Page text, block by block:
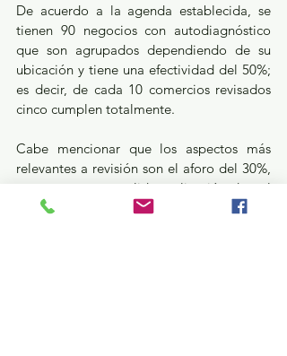
De acuerdo a la agenda establecida, se
tienen 90 negocios con autodiagnóstico
que son agrupados dependiendo de su
ubicación y tiene una efectividad del 50%;
es decir, de cada 10 comercios revisados
cinco cumplen totalmente.
Cabe mencionar que los aspectos más
relevantes a revisión son el aforo del 30%,
un acceso y una salida, aplicación de gel
antibacterial, sanitizar al personal y